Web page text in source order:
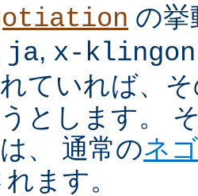
の挙
ja, x-klingon
ていれば、
とします。
、 通常のネ
ます。